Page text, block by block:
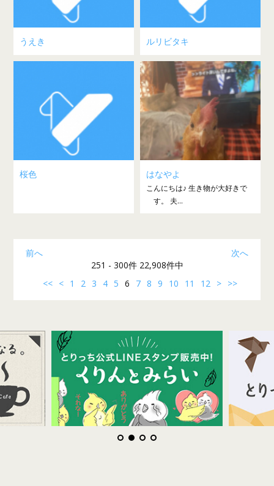
うえき ルリビタキ
桜色 はなやよ
こんにちは♪ 生き物が大好きで
す。 夫...
前へ
次へ
251 - 300件 22,908件中
<< < 1 2 3 4 5 6 7 8 9 10 11 12 > >>